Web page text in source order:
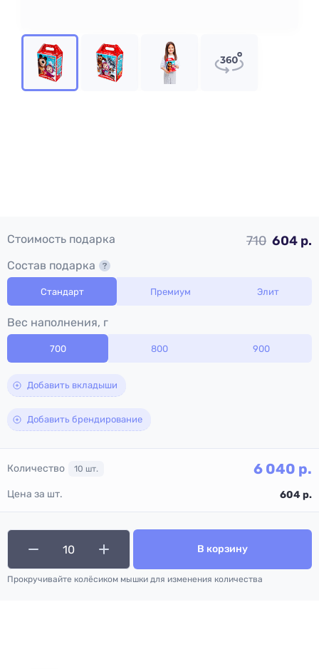
Стоимость подарка 710 604 р.
Состав подарка
Стандарт Премиум Элит
Вес наполнения, г
700 800 900
Добавить вкладыши
Добавить брендирование
Количество 10 шт. 6 040 р.
Цена за шт. 604 р.
В корзину
Прокручивайте колёсиком мышки для изменения количества